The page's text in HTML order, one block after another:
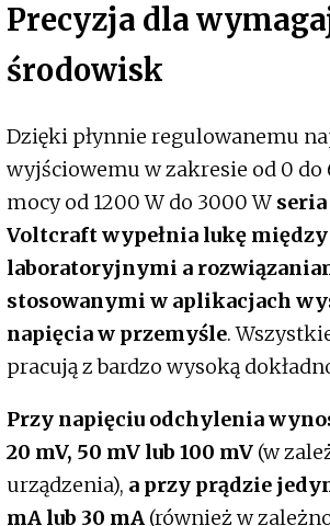
Precyzja dla
środowisk
Dzięki płynnie regulowanemu
wyjściowemu w zakresie od 0 do
mocy od 1200 W do 3000 W
Voltcraft wypełnia lukę
laboratoryjnymi a
stosowanymi w aplikacjach
napięcia w przemyśle.
pracują z bardzo wysoką
Przy napięciu odchylenia
20 mV, 50 mV lub 100 mV (w
urządzenia), a przy prądzie
mA lub 30 mA (również w